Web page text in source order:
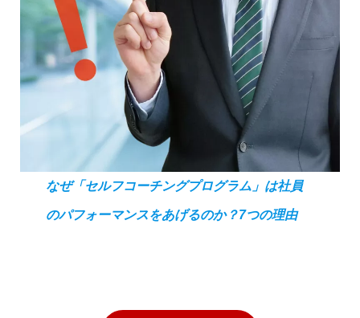
なぜ「セルフコーチングプログラム」は社員
のパフォーマンスをあげるのか？7つの理由